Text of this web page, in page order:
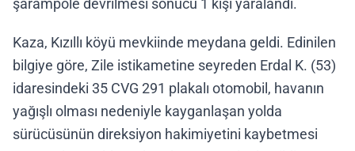
şarampole devrilmesi sonucu 1 kişi yaralandı.
Kaza, Kızıllı köyü mevkiinde meydana geldi. Edinilen
bilgiye göre, Zile istikametine seyreden Erdal K. (53)
idaresindeki 35 CVG 291 plakalı otomobil, havanın
yağışlı olması nedeniyle kayganlaşan yolda
sürücüsünün direksiyon hakimiyetini kaybetmesi